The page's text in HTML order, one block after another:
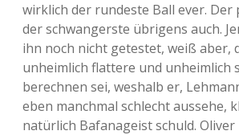
wirklich der rundeste Ball ever.
der schwangerste übrigens auch.
ihn noch nicht getestet, weiß aber,
unheimlich flattere und unheimlich
berechnen sei, weshalb er,
eben manchmal schlecht aussehe,
natürlich Bafanageist schuld.